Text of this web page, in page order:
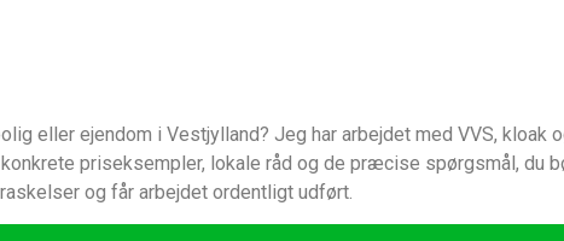
eller ejendom i Vestjylland? Jeg har arbejdet med VVS, kloak
priseksempler, lokale råd og de præcise spørgsmål,
og får arbejdet ordentligt udført.